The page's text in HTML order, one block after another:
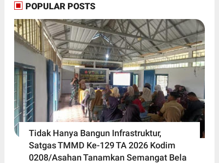
POPULAR POSTS
Tidak Hanya Bangun Infrastruktur,
Satgas TMMD Ke-129 TA 2026 Kodim
0208/Asahan Tanamkan Semangat Bela